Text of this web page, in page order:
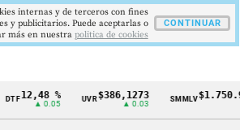
12,48 %
▲ 0.05
UVR $386,1273
▲ 0.03
SMMLV$1.750.905
internas y de terceros con fines
y publicitarios. Puede aceptarlas o
más en nuestra politica de cookies
CONTINUAR